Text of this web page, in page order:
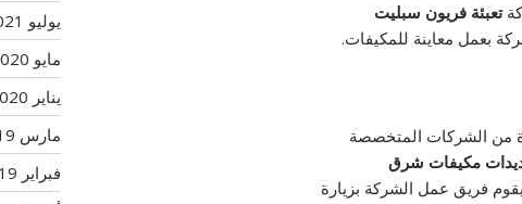
تعبئة فريون سبليت
بعمل معاينة للمكيفات.
من الشركات المتخصصة
مكيفات شرق
فريق عمل الشركة بزيارة
يوليو 2021
مايو 2020
يناير 2020
مارس 2019
فبراير 2019